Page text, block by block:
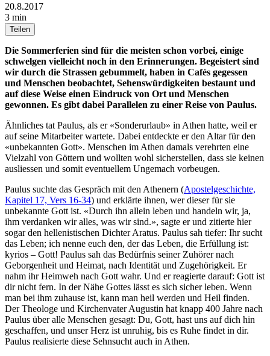
20.8.2017
3 min
Teilen
Die Sommerferien sind für die meisten schon vorbei, einige
schwelgen vielleicht noch in den Erinnerungen. Begeistert sind
wir durch die Strassen gebummelt, haben in Cafés gegessen
und Menschen beobachtet, Sehenswürdigkeiten bestaunt und
auf diese Weise einen Eindruck von Ort und Menschen
gewonnen. Es gibt dabei Parallelen zu einer Reise von Paulus.
Ähnliches tat Paulus, als er «Sonderurlaub» in Athen hatte, weil er
auf seine Mitarbeiter wartete. Dabei entdeckte er den Altar für den
«unbekannten Gott». Menschen im Athen damals verehrten eine
Vielzahl von Göttern und wollten wohl sicherstellen, dass sie keinen
ausliessen und somit eventuellem Ungemach vorbeugen.
Paulus suchte das Gespräch mit den Athenern (Apostelgeschichte,
Kapitel 17, Vers 16-34) und erklärte ihnen, wer dieser für sie
unbekannte Gott ist. «Durch ihn allein leben und handeln wir, ja,
ihm verdanken wir alles, was wir sind.», sagte er und zitierte hier
sogar den hellenistischen Dichter Aratus. Paulus sah tiefer: Ihr sucht
das Leben; ich nenne euch den, der das Leben, die Erfüllung ist:
kyrios – Gott! Paulus sah das Bedürfnis seiner Zuhörer nach
Geborgenheit und Heimat, nach Identität und Zugehörigkeit. Er
nahm ihr Heimweh nach Gott wahr. Und er reagierte darauf: Gott ist
dir nicht fern. In der Nähe Gottes lässt es sich sicher leben. Wenn
man bei ihm zuhause ist, kann man heil werden und Heil finden.
Der Theologe und Kirchenvater Augustin hat knapp 400 Jahre nach
Paulus über alle Menschen gesagt: Du, Gott, hast uns auf dich hin
geschaffen, und unser Herz ist unruhig, bis es Ruhe findet in dir.
Paulus realisierte diese Sehnsucht auch in Athen.